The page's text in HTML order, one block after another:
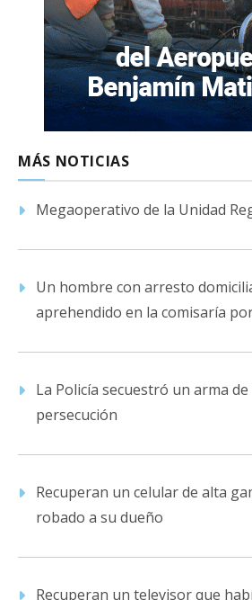
MÁS NOTICIAS
Megaoperativo de la Unidad
Un hombre con arresto
aprehendido en la comisaría
La Policía secuestró un arma
persecución
Recuperan un celular de alta
robado a su dueño
Recuperan un televisor que